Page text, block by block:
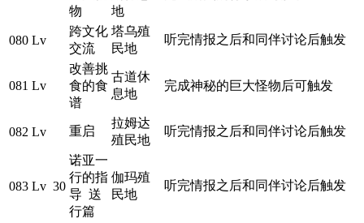
物
地
080 Lv
跨文化
交流
塔乌殖
民地
听完情报之后和同伴讨论后触发
081 Lv
改善挑
食的食
谱
古道休
息地
完成神秘的巨大怪物后可触发
082 Lv 重启
拉姆达
殖民地
听完情报之后和同伴讨论后触发
083 Lv 30
诺亚一
行的指
导 送
行篇
伽玛殖
民地
听完情报之后和同伴讨论后触发